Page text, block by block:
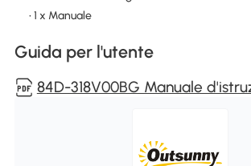
• 1 x Manuale
Guida per l'utente
84D-318V00BG Manuale